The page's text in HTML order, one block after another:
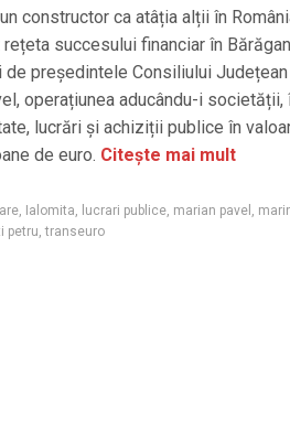
constructor ca atâția alții în
succesului financiar în
de președintele Consiliului
operațiunea aducându-i societății,
lucrări și achiziții publice în
de euro. Citește mai mult
Ialomita lucrari publice marian pavel
petru ,transeuro